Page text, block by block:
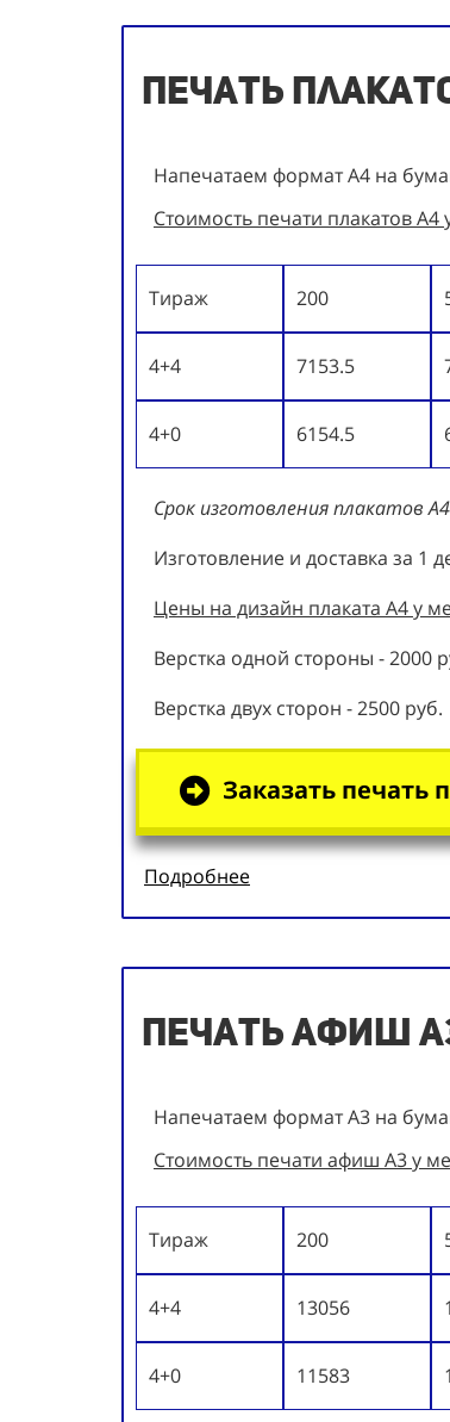
Печать
Напечатаем формат А4 на
Стоимость печати плакатов
Тираж 200
4+4 7153.5
4+0 6154.5
Срок изготовления плакатов
Изготовление и доставка за 1
Цены на дизайн плаката А4 у
Верстка одной стороны - 2000
Верстка двух сторон - 2500 руб.
Заказать печать
Подробнее
Печать афиш
Напечатаем формат А3 на
Стоимость печати афиш А3 у
Тираж 200
4+4 13056
4+0 11583